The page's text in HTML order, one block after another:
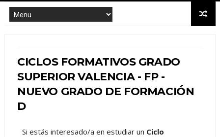
CICLOS FORMATIVOS GRADO
SUPERIOR VALENCIA - FP -
NUEVO GRADO DE FORMACIÓN
D
Si estás interesado/a en estudiar un Ciclo